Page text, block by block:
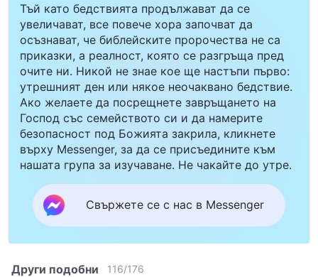
Тъй като бедствията продължават да се
увеличават, все повече хора започват да
осъзнават, че библейските пророчества не са
приказки, а реалност, която се разгръща пред
очите ни. Никой не знае кое ще настъпи първо:
утрешният ден или някое неочаквано бедствие.
Ако желаете да посрещнете завръщането на
Господ със семейството си и да намерите
безопасност под Божията закрила, кликнете
върху Messenger, за да се присъедините към
нашата група за изучаване. Не чакайте до утре.
Свържете се с нас в Messenger
Други подобни 116/176